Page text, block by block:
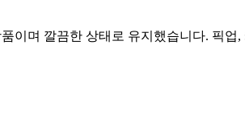
이며 깔끔한 상태로 유지했습니다. 픽업,